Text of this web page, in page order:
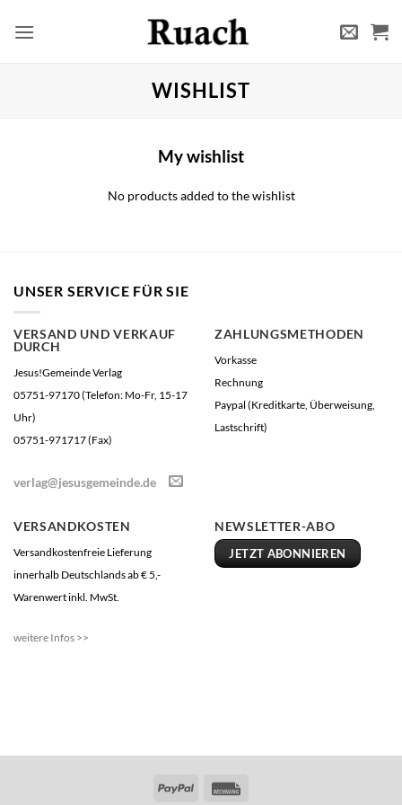
Inhalt
WISHLIST
My wishlist
No products added to the wishlist
UNSER SERVICE FÜR SIE
VERSAND UND VERKAUF
DURCH
Jesus!Gemeinde Verlag
05751-97170 (Telefon: Mo-Fr, 15-17
Uhr)
05751-971717 (Fax)
verlag@jesusgemeinde.de
ZAHLUNGSMETHODEN
Vorkasse
Rechnung
Paypal (Kreditkarte, Überweisung,
Lastschrift)
VERSANDKOSTEN
Versandkostenfreie Lieferung
innerhalb Deutschlands ab € 5,-
Warenwert inkl. MwSt.
weitere Infos >>
NEWSLETTER-ABO
JETZT ABONNIEREN
PayPal